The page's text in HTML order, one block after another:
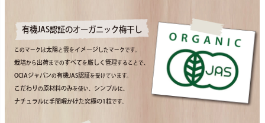
有機JAS認証のオーガニック梅干し
このマークは太陽と雲を イメージ したマークです。
栽培から 出荷までのすべてを 厳しく管理することで、
OCIAジャパンの有機JAS認証を受けています。
こだわりの 原材料のみを使い、 シンプルに、
ナチュラルに手間暇かけた究極の1粒です。